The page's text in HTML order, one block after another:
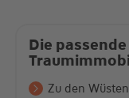
Die
Zu den